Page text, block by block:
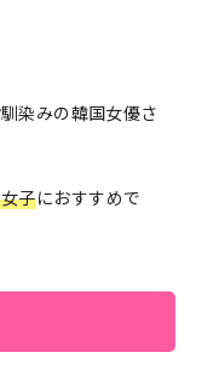
染みの韓国女優さ
子におすすめで